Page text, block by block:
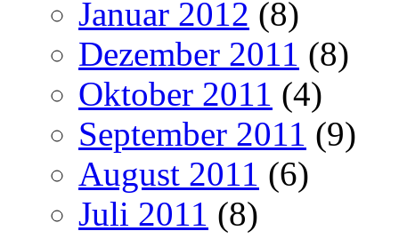
Januar 2012 (8)
Dezember 2011 (8)
Oktober 2011 (4)
September 2011 (9)
August 2011 (6)
Juli 2011 (8)